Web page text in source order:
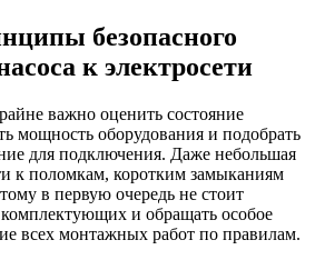
безопасного
к электросети
важно оценить состояние
мощность оборудования и подобрать
для подключения. Даже небольшая
к поломкам, коротким замыканиям
в первую очередь не стоит
комплектующих и обращать особое
всех монтажных работ по правилам.